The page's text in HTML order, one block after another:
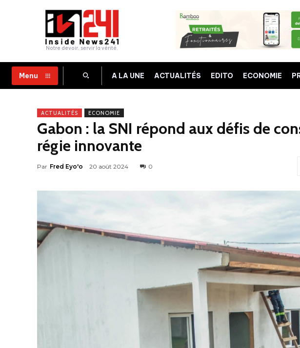
Notre devoir, servir la vérité.
Menu A LA UNE ACTUALITÉS EDITO ECONOMIE
ACTUALITÉS ECONOMIE
Gabon : la SNI répond aux défis de
régie innovante
Par Fred Eyo'o 20 août 2024 0